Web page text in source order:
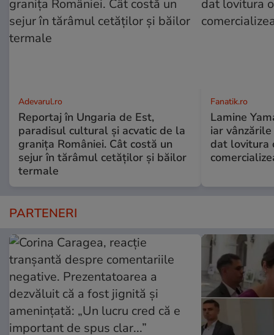
Adevarul.ro
Reportaj în Ungaria de Est,
paradisul cultural și acvatic de la
granița României. Cât costă un
sejur în tărâmul cetăților și băilor
termale
Fanatik.ro
Lamine
iar
dat lovitura
PARTENERI